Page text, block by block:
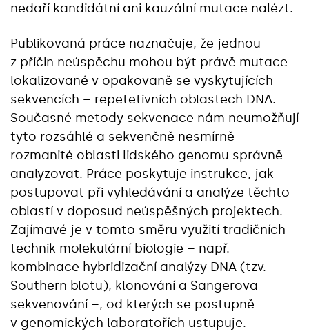
nedaří kandidátní ani kauzální mutace nalézt.
Publikovaná práce naznačuje, že jednou
z příčin neúspěchu mohou být právě mutace
lokalizované v opakovaně se vyskytujících
sekvencích – repetetivních oblastech DNA.
Současné metody sekvenace nám neumožňují
tyto rozsáhlé a sekvenčně nesmírně
rozmanité oblasti lidského genomu správně
analyzovat. Práce poskytuje instrukce, jak
postupovat při vyhledávání a analýze těchto
oblastí v doposud neúspěšných projektech.
Zajímavé je v tomto směru využití tradičních
technik molekulární biologie – např.
kombinace hybridizační analýzy DNA (tzv.
Southern blotu), klonování a Sangerova
sekvenování –, od kterých se postupně
v genomických laboratořích ustupuje.